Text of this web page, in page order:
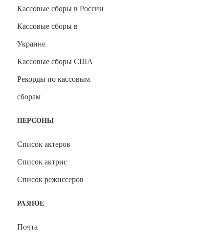
Кассовые сборы в России
Кассовые сборы в
Украине
Кассовые сборы США
Рекорды по кассовым
сборам
ПЕРСОНЫ
Список актеров
Список актрис
Список режиссеров
РАЗНОЕ
Почта